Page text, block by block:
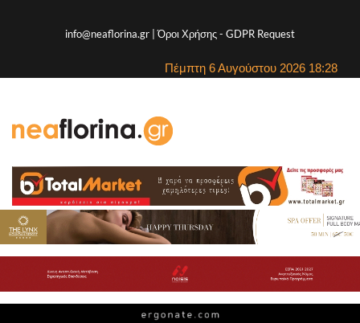
info@neaflorina.gr |Όροι Χρήσης- GDPR Request
Πέμπτη 6 Αυγούστου 2026 18:28